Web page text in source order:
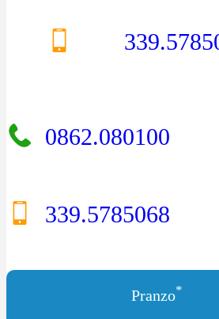
0862.080100
339.5785068
Pranzo*